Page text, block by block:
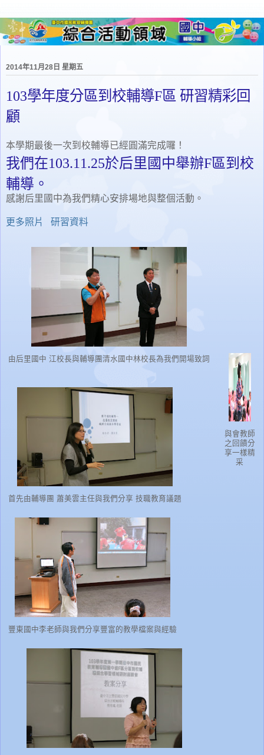
2014年11月28日 星期五
103學年度分區到校輔導F區 研習精彩回
顧
本學期最後一次到校輔導已經圓滿完成囉！
我們在103.11.25於后里國中舉辦F區到校
輔導。
感謝后里國中為我們精心安排場地與整個活動。
更多照片 研習資料
由后里國中 江校長與輔導團清水國中林校長為我們開場致詞
首先由輔導團 蕭美雲主任與我們分享 技職教育議題
豐東國中李老師與我們分享豐富的教學檔案與經驗
與會教師
之回饋分
享一樣精
采